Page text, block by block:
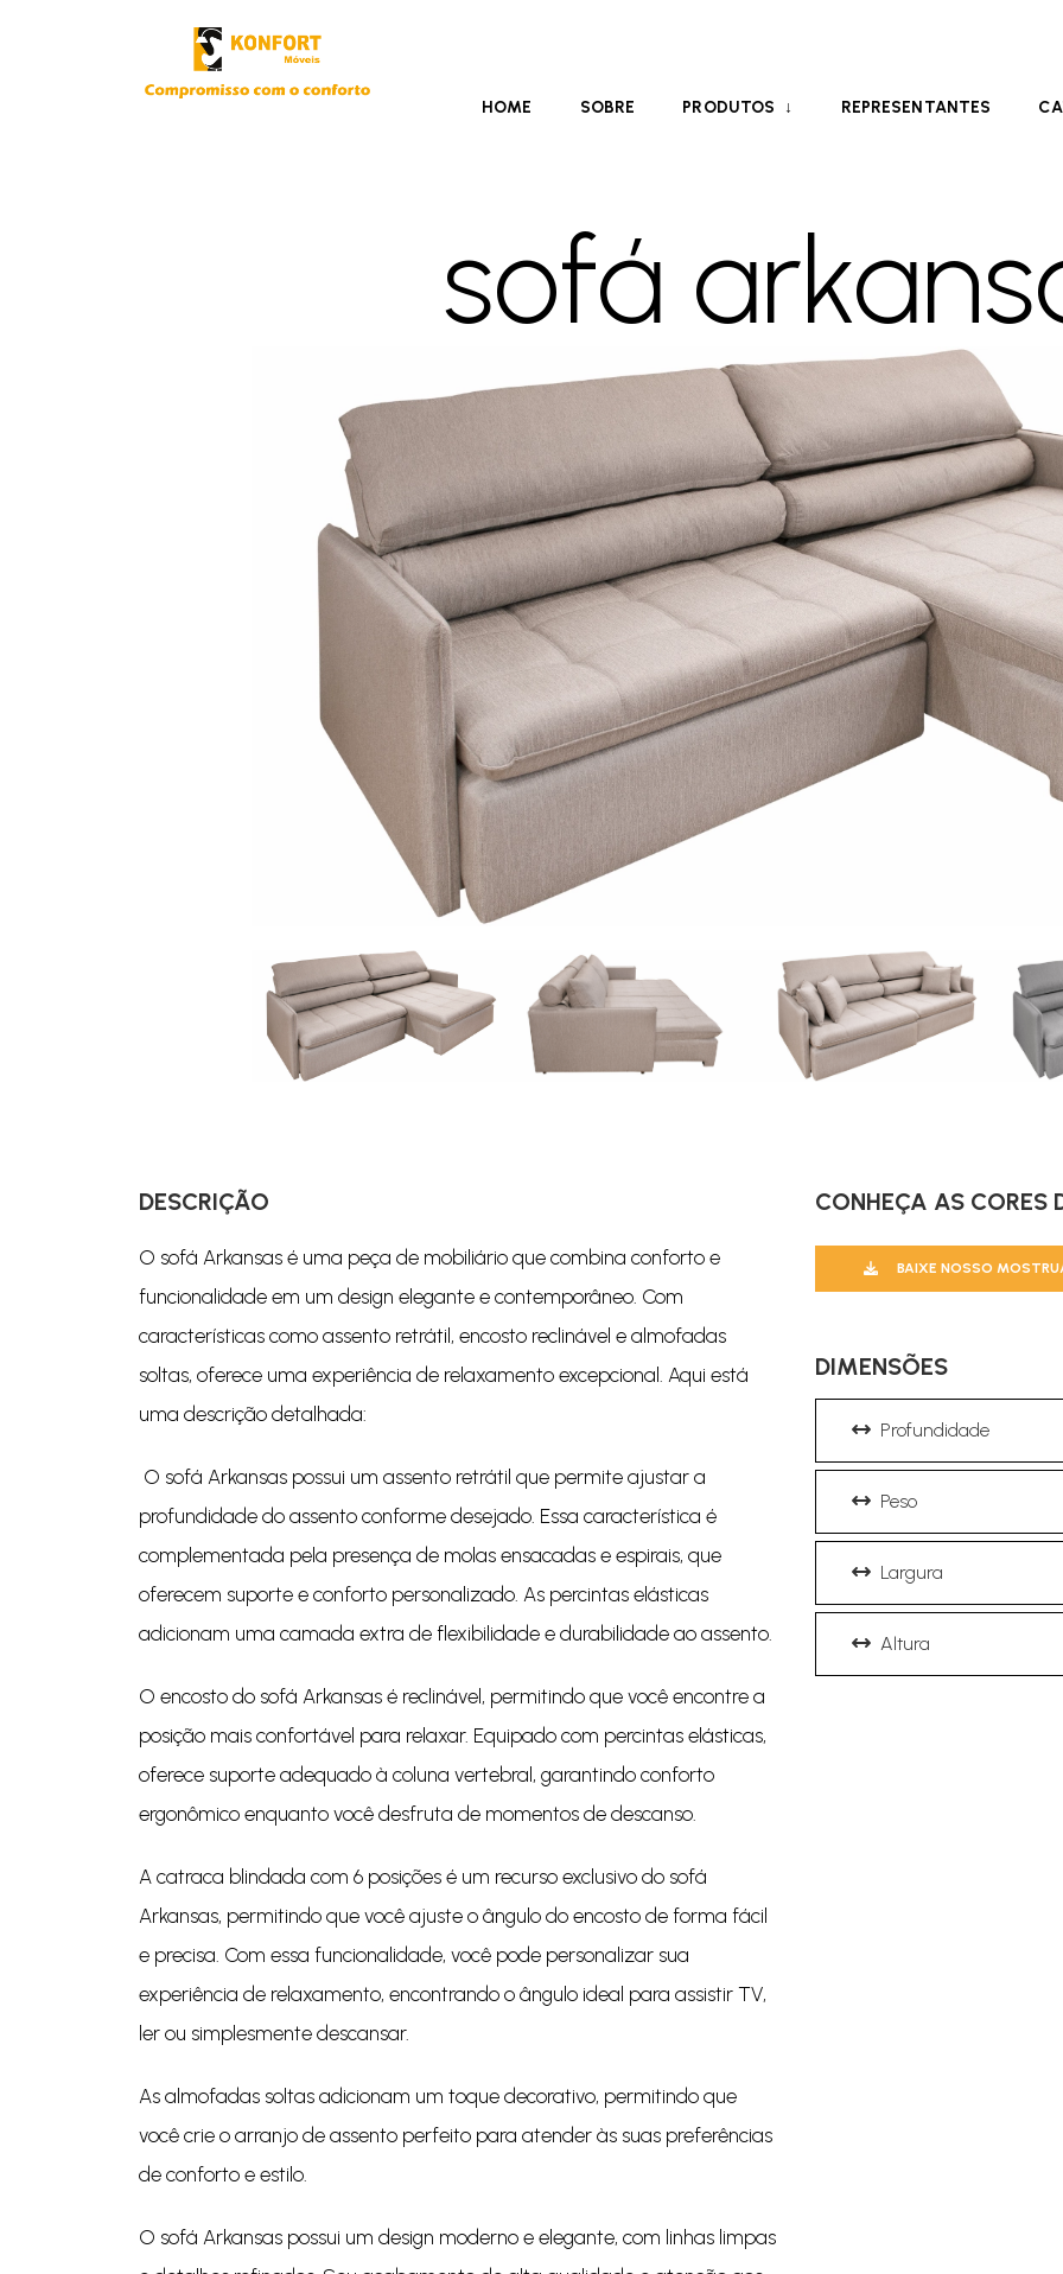
HOME SOBRE PRODUTOS REPRESENTANTES
sofá
DESCRIÇÃO
O sofá Arkansas é uma peça de mobiliário que combina conforto e
funcionalidade em um design elegante e contemporâneo. Com
características como assento retrátil, encosto reclinável e almofadas
soltas, oferece uma experiência de relaxamento excepcional. Aqui está
uma descrição detalhada:
O sofá Arkansas possui um assento retrátil que permite ajustar a
profundidade do assento conforme desejado. Essa característica é
complementada pela presença de molas ensacadas e espirais, que
oferecem suporte e conforto personalizado. As percintas elásticas
adicionam uma camada extra de flexibilidade e durabilidade ao assento.
O encosto do sofá Arkansas é reclinável, permitindo que você encontre a
posição mais confortável para relaxar. Equipado com percintas elásticas,
oferece suporte adequado à coluna vertebral, garantindo conforto
ergonômico enquanto você desfruta de momentos de descanso.
A catraca blindada com 6 posições é um recurso exclusivo do sofá
Arkansas, permitindo que você ajuste o ângulo do encosto de forma fácil
e precisa. Com essa funcionalidade, você pode personalizar sua
experiência de relaxamento, encontrando o ângulo ideal para assistir TV,
ler ou simplesmente descansar.
As almofadas soltas adicionam um toque decorativo, permitindo que
você crie o arranjo de assento perfeito para atender às suas preferências
de conforto e estilo.
O sofá Arkansas possui um design moderno e elegante, com linhas limpas
CONHEÇA AS CORES
BAIXE NOSSO
DIMENSÕES
Profundidade
Peso
Largura
Altura